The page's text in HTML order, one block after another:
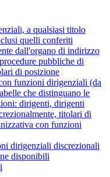
a qualsiasi titolo
quelli conferiti
dall'organo di indirizzo
pubbliche di
di posizione
funzioni dirigenziali (da
che distinguano le
dirigenti, dirigenti
titolari di
con funzioni
dirigenziali discrezionali
disponibili